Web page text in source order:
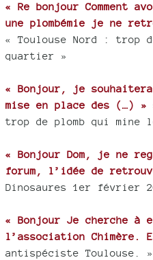
« Re bonjour Comment
une plombémie je ne
« Toulouse Nord : trop
quartier »
« Bonjour, je
mise en place des (…) »
trop de plomb qui mine
« Bonjour Dom, je ne
forum, l’idée de
Dinosaures 1er février
« Bonjour Je cherche à
l’association Chimère.
antispéciste Toulouse. »